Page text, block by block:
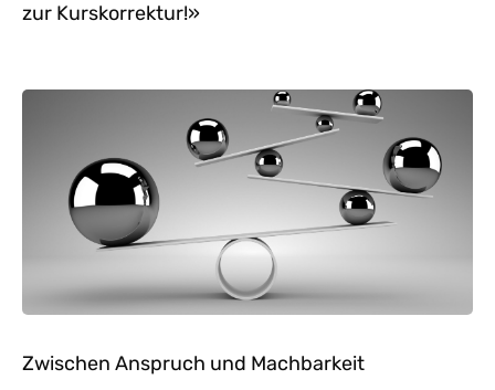
zur Kurskorrektur!»
Zwischen Anspruch und Machbarkeit